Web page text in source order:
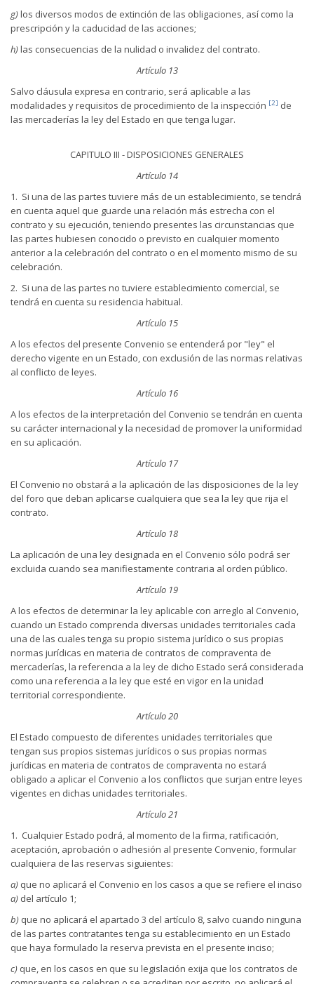
g)los diversos modos de extinción de las obligaciones, así como la
prescripción y la caducidad de las acciones;
h)las consecuencias de la nulidad o invalidez del contrato.
Artículo 13
Salvo cláusula expresa en contrario, será aplicable a las
modalidades y requisitos de procedimiento de la inspección [2] de
las mercaderías la ley del Estado en que tenga lugar.
CAPITULO III - DISPOSICIONES GENERALES
Artículo 14
1. Si una de las partes tuviere más de un establecimiento, se tendrá
en cuenta aquel que guarde una relación más estrecha con el
contrato y su ejecución, teniendo presentes las circunstancias que
las partes hubiesen conocido o previsto en cualquier momento
anterior a la celebración del contrato o en el momento mismo de su
celebración.
2. Si una de las partes no tuviere establecimiento comercial, se
tendrá en cuenta su residencia habitual.
Artículo 15
A los efectos del presente Convenio se entenderá por "ley" el
derecho vigente en un Estado, con exclusión de las normas relativas
al conflicto de leyes.
Artículo 16
A los efectos de la interpretación del Convenio se tendrán en cuenta
su carácter internacional y la necesidad de promover la uniformidad
en su aplicación.
Artículo 17
El Convenio no obstará a la aplicación de las disposiciones de la ley
del foro que deban aplicarse cualquiera que sea la ley que rija el
contrato.
Artículo 18
La aplicación de una ley designada en el Convenio sólo podrá ser
excluida cuando sea manifiestamente contraria al orden público.
Artículo 19
A los efectos de determinar la ley aplicable con arreglo al Convenio,
cuando un Estado comprenda diversas unidades territoriales cada
una de las cuales tenga su propio sistema jurídico o sus propias
normas jurídicas en materia de contratos de compraventa de
mercaderías, la referencia a la ley de dicho Estado será considerada
como una referencia a la ley que esté en vigor en la unidad
territorial correspondiente.
Artículo 20
El Estado compuesto de diferentes unidades territoriales que
tengan sus propios sistemas jurídicos o sus propias normas
jurídicas en materia de contratos de compraventa no estará
obligado a aplicar el Convenio a los conflictos que surjan entre leyes
vigentes en dichas unidades territoriales.
Artículo 21
1. Cualquier Estado podrá, al momento de la firma, ratificación,
aceptación, aprobación o adhesión al presente Convenio, formular
cualquiera de las reservas siguientes:
a) que no aplicará el Convenio en los casos a que se refiere el inciso
a) del artículo 1;
b) que no aplicará el apartado 3 del artículo 8, salvo cuando ninguna
de las partes contratantes tenga su establecimiento en un Estado
que haya formulado la reserva prevista en el presente inciso;
c) que, en los casos en que su legislación exija que los contratos de